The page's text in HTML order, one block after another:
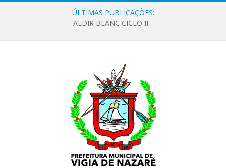
ÚLTIMAS PUBLICAÇÕES:
ALDIR BLANC CICLO II